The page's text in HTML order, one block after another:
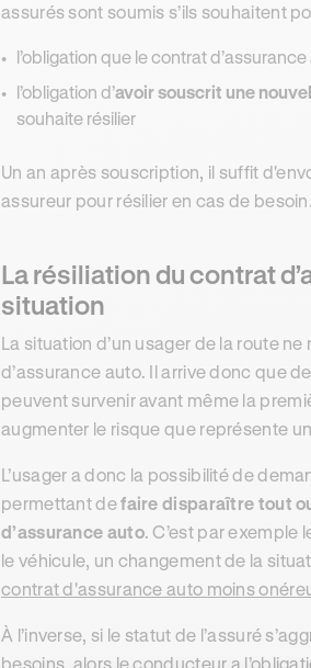
assurés sont soumis s’ils souhaitent
l’obligation que le contrat
l’obligation d’avoir souscrit une
souhaite résilier
Un an après souscription, il suffit
assureur pour résilier en cas de besoin.
La résiliation du contrat
situation
La situation d’un usager de la route
d’assurance auto. Il arrive donc que
peuvent survenir avant même la
augmenter le risque que représente
L’usager a donc la possibilité de
permettant defaire disparaître tout
d’assurance auto. C’est par exemple
le véhicule, un changement de la
contrat d'assurance auto moins
À l’inverse, si le statut de l’assuré
besoins, alors le conducteur a